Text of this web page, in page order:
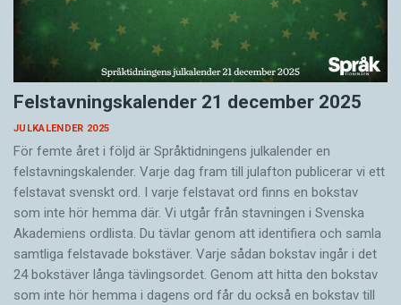
Felstavningskalender 21 december 2025
JULKALENDER 2025
För femte året i följd är Språktidningens julkalender en
felstavningskalender. Varje dag fram till julafton publicerar vi ett
felstavat svenskt ord. I varje felstavat ord finns en bokstav
som inte hör hemma där. Vi utgår från stavningen i Svenska
Akademiens ordlista. Du tävlar genom att identifiera och samla
samtliga felstavade bokstäver. Varje sådan bokstav ingår i det
24 bokstäver långa tävlingsordet. Genom att hitta den bokstav
som inte hör hemma i dagens ord får du också en bokstav till